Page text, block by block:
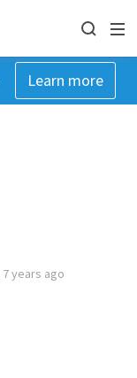
Learn more
7 years ago